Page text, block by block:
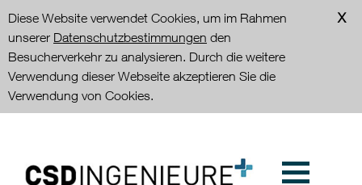
Diese Website verwendet Cookies, um im Rahmen
unserer Datenschutzbestimmungen den
Besucherverkehr zu analysieren. Durch die weitere
Verwendung dieser Webseite akzeptieren Sie die
Verwendung von Cookies.